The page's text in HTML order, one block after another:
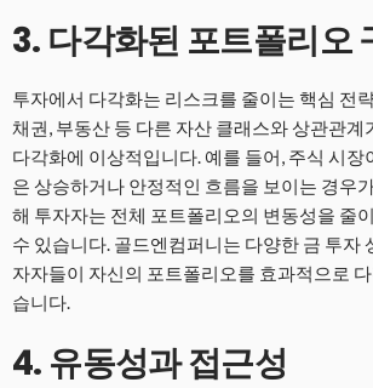
3. 다각화된 포트폴리오
투자에서 다각화는 리스크를 줄이는 핵심 전
채권, 부동산 등 다른 자산 클래스와 상관관계
다각화에 이상적입니다. 예를 들어, 주식 시장
은 상승하거나 안정적인 흐름을 보이는 경우
해 투자자는 전체 포트폴리오의 변동성을 줄
수 있습니다. 골드엔컴퍼니는 다양한 금 투자
자자들이 자신의 포트폴리오를 효과적으로
습니다.
4. 유동성과 접근성